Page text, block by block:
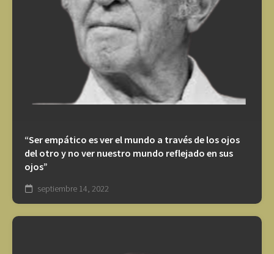
“Ser empático es ver el mundo a través de los ojos
del otro y no ver nuestro mundo reflejado en sus
ojos”
septiembre 14, 2022